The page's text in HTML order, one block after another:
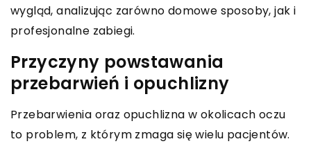
wygląd, analizując zarówno domowe sposoby, jak i
profesjonalne zabiegi.
Przyczyny powstawania
przebarwień i opuchlizny
Przebarwienia oraz opuchlizna w okolicach oczu
to problem, z którym zmaga się wielu pacjentów.